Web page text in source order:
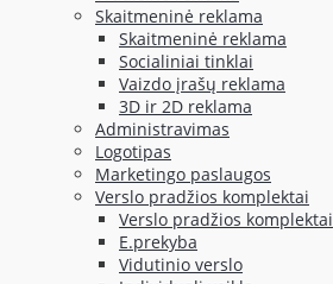
Skaitmeninė reklama
Skaitmeninė reklama
Socialiniai tinklai
Vaizdo įrašų reklama
3D ir 2D reklama
Administravimas
Logotipas
Marketingo paslaugos
Verslo pradžios komplektai
Verslo pradžios komplektai
E.prekyba
Vidutinio verslo